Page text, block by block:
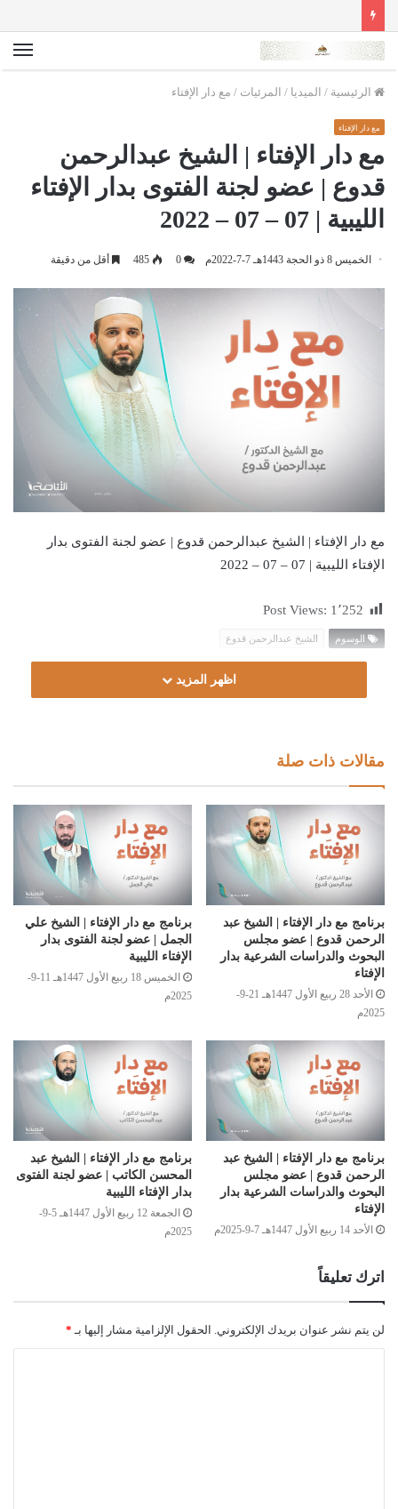
الرئيسية / الميديا / المرئيات / مع دار الإفتاء
مع دار الإفتاء
مع دار الإفتاء | الشيخ عبدالرحمن
قدوع | عضو لجنة الفتوى بدار الإفتاء
الليبية | 07 – 07 – 2022
الخميس 8 ذو الحجة 1443هـ 7-7-2022م 0
485 أقل من دقيقة
مع دار الإفتاء | الشيخ عبدالرحمن قدوع | عضو لجنة الفتوى بدار
الإفتاء الليبية | 07 – 07 – 2022
Post Views: 1٬252
الوسوم الشيخ عبدالرحمن قدوع
اظهر المزيد
مقالات ذات صلة
برنامج مع دار الإفتاء | الشيخ عبد
الرحمن قدوع | عضو مجلس
البحوث والدراسات الشرعية بدار
الإفتاء
الأحد 28 ربيع الأول 1447هـ 21-9-
2025م
برنامج مع دار الإفتاء | الشيخ علي
الجمل | عضو لجنة الفتوى بدار
الإفتاء الليبية
الخميس 18 ربيع الأول 1447هـ 11-9-
2025م
برنامج مع دار الإفتاء | الشيخ عبد
الرحمن قدوع | عضو مجلس
البحوث والدراسات الشرعية بدار
الإفتاء
الأحد 14 ربيع الأول 1447هـ 7-9-2025م
برنامج مع دار الإفتاء | الشيخ عبد
المحسن الكاتب | عضو لجنة الفتوى
بدار الإفتاء الليبية
الجمعة 12 ربيع الأول 1447هـ 5-9-
2025م
اترك تعليقاً
لن يتم نشر عنوان بريدك الإلكتروني. الحقول الإلزامية مشار إليها بـ *